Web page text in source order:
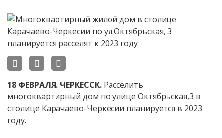
18 ФЕВРАЛЯ. ЧЕРКЕССК. Расселить
многоквартирный дом по улице Октябрьская,3 в
столице Карачаево-Черкесии планируется в 2023
году.